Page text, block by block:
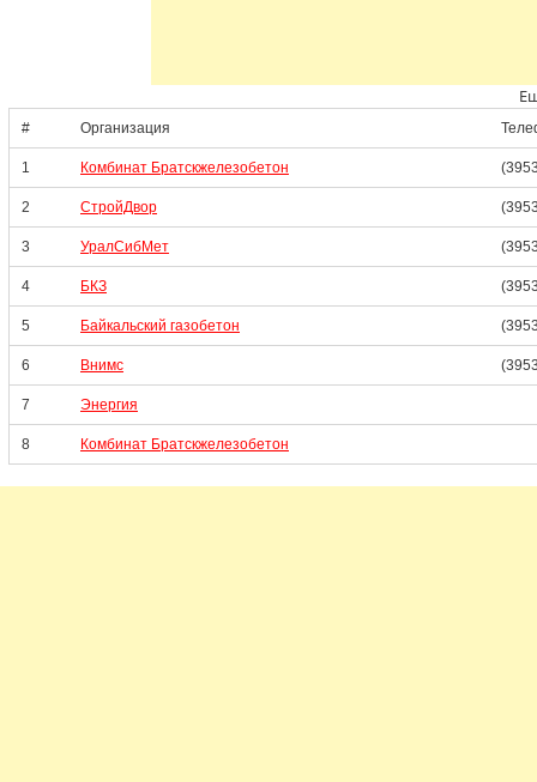
# Организация
1 Комбинат Братскжелезобетон
2 СтройДвор
3 УралСибМет
4 БКЗ
5 Байкальский газобетон
6 Внимс
7 Энергия
8 Комбинат Братскжелезобетон